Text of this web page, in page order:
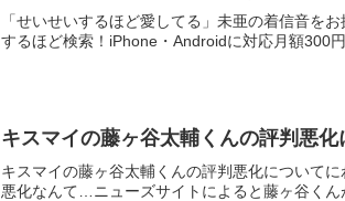
「せいせいするほど愛してる」未亜の着信音を
するほど検索！iPhone・Androidに対応月額300
キスマイの藤ヶ谷太輔くんの評判悪化
キスマイの藤ヶ谷太輔くんの評判悪化について
悪化なんて…ニューズサイトによると藤ヶ谷くん